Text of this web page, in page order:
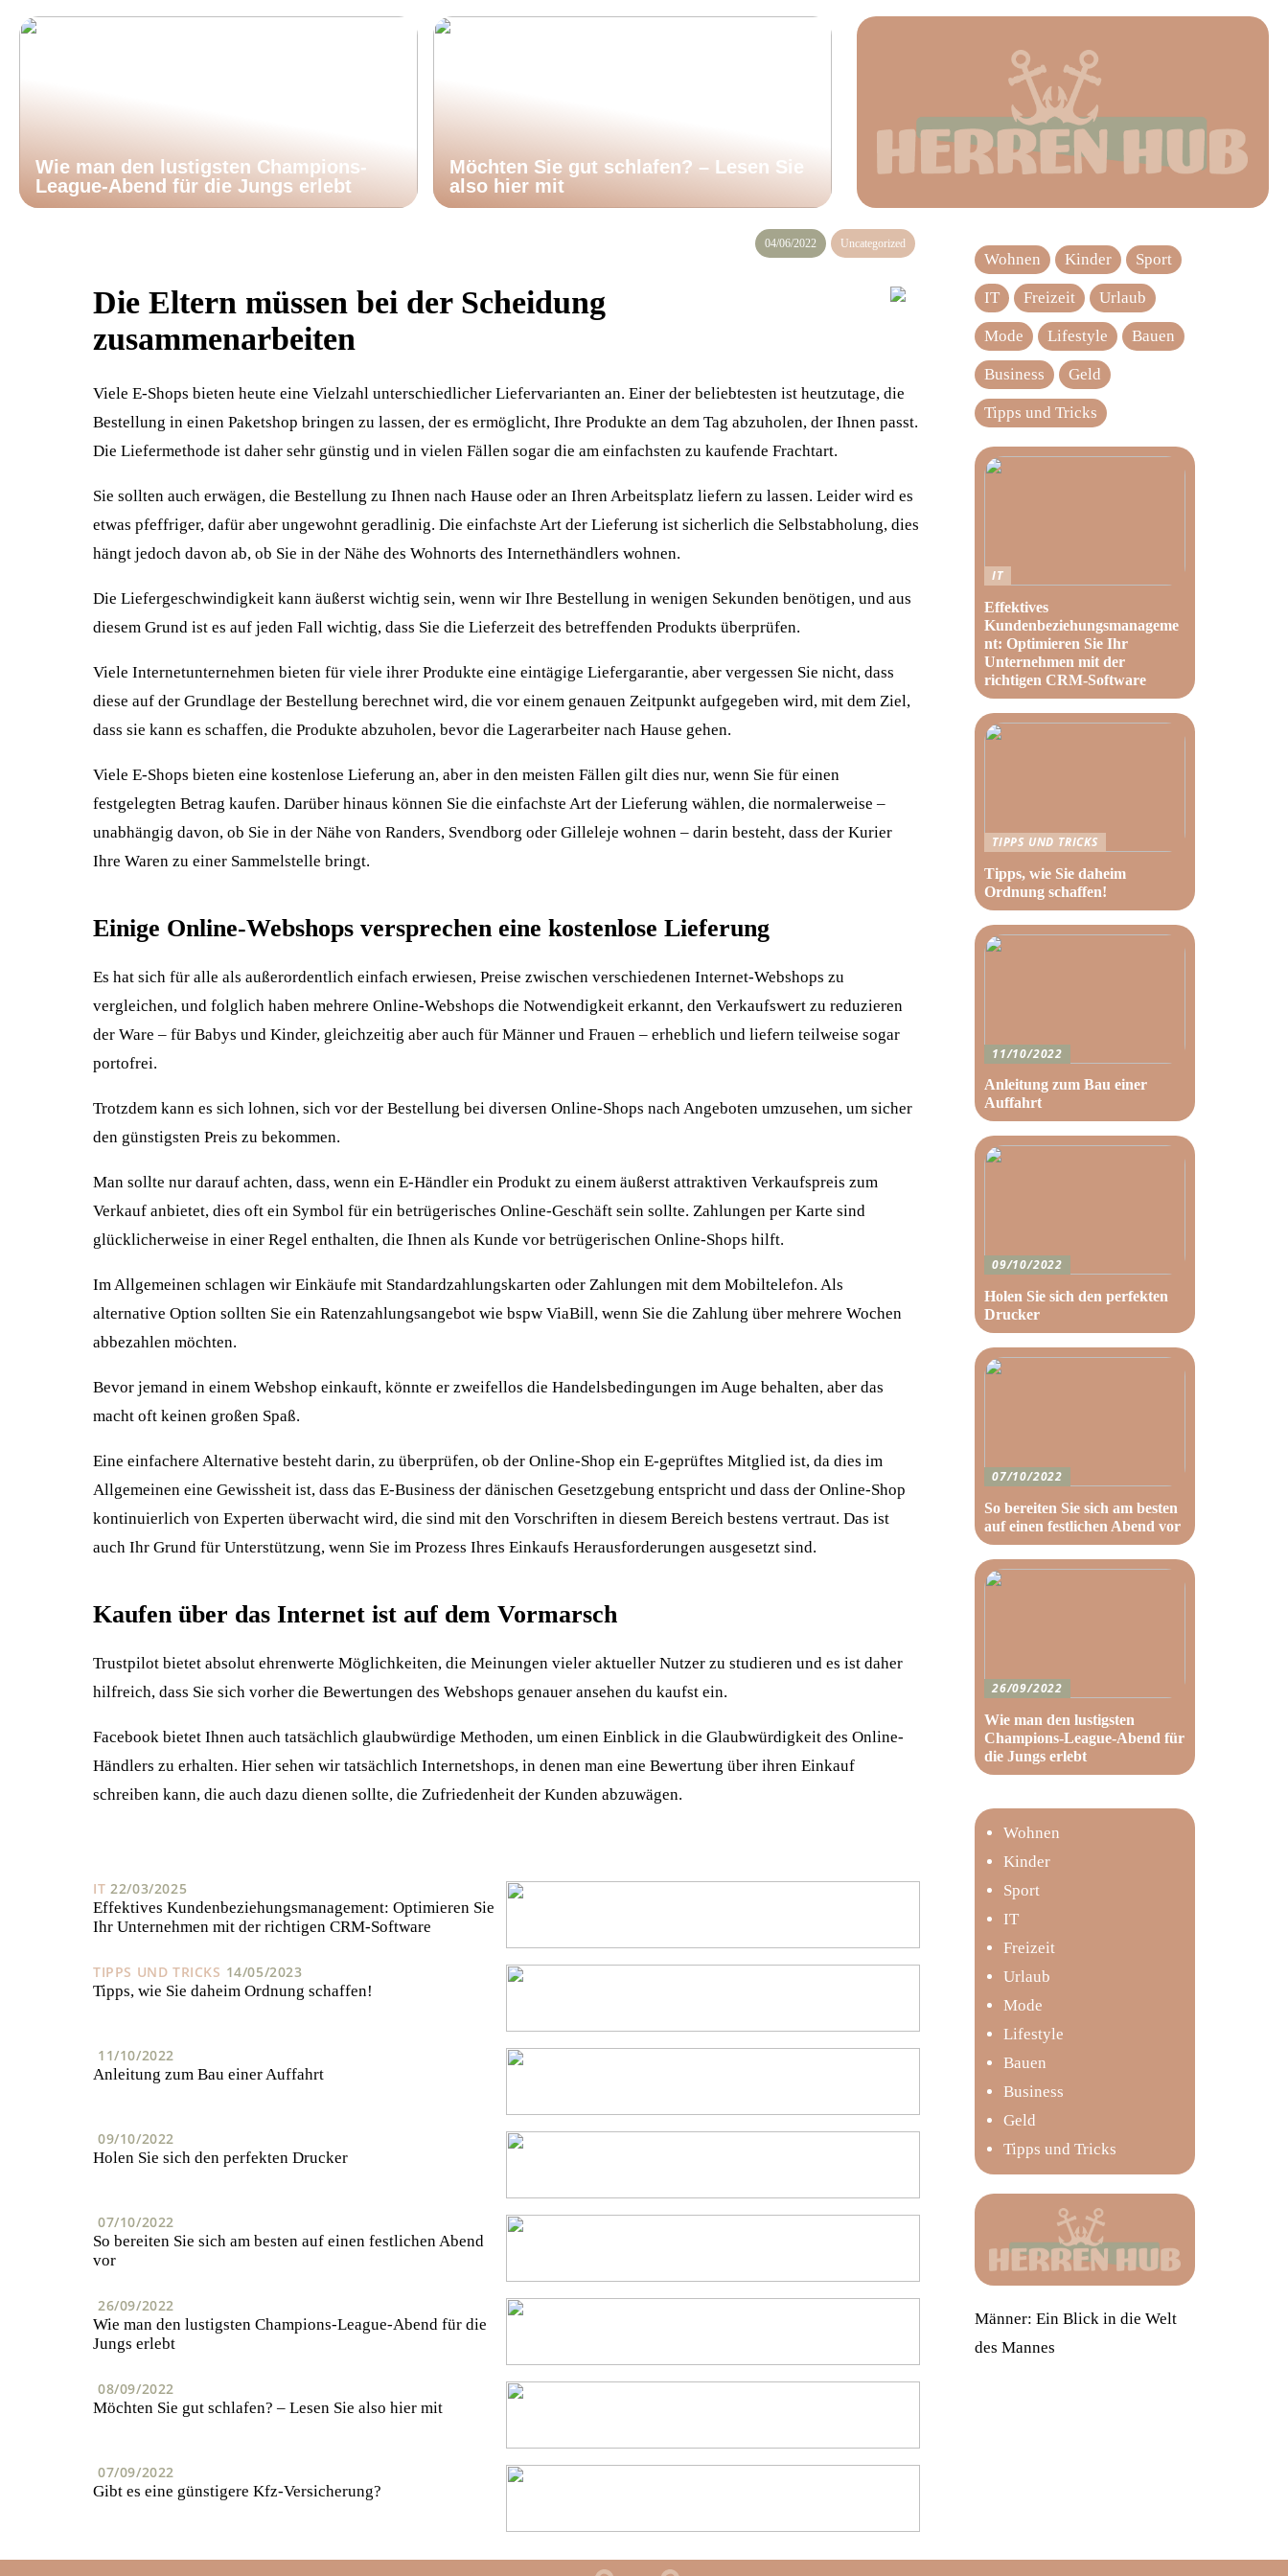
Wie man den lustigsten Champions-
League-Abend für die Jungs erlebt
Möchten Sie gut schlafen? – Lesen Sie
also hier mit
04/06/2022 Uncategorized
Die Eltern müssen bei der Scheidung
zusammenarbeiten
Viele E-Shops bieten heute eine Vielzahl unterschiedlicher Liefervarianten an. Einer der beliebtesten ist heutzutage, die
Bestellung in einen Paketshop bringen zu lassen, der es ermöglicht, Ihre Produkte an dem Tag abzuholen, der Ihnen passt.
Die Liefermethode ist daher sehr günstig und in vielen Fällen sogar die am einfachsten zu kaufende Frachtart.
Sie sollten auch erwägen, die Bestellung zu Ihnen nach Hause oder an Ihren Arbeitsplatz liefern zu lassen. Leider wird es
etwas pfeffriger, dafür aber ungewohnt geradlinig. Die einfachste Art der Lieferung ist sicherlich die Selbstabholung, dies
hängt jedoch davon ab, ob Sie in der Nähe des Wohnorts des Internethändlers wohnen.
Die Liefergeschwindigkeit kann äußerst wichtig sein, wenn wir Ihre Bestellung in wenigen Sekunden benötigen, und aus
diesem Grund ist es auf jeden Fall wichtig, dass Sie die Lieferzeit des betreffenden Produkts überprüfen.
Viele Internetunternehmen bieten für viele ihrer Produkte eine eintägige Liefergarantie, aber vergessen Sie nicht, dass
diese auf der Grundlage der Bestellung berechnet wird, die vor einem genauen Zeitpunkt aufgegeben wird, mit dem Ziel,
dass sie kann es schaffen, die Produkte abzuholen, bevor die Lagerarbeiter nach Hause gehen.
Viele E-Shops bieten eine kostenlose Lieferung an, aber in den meisten Fällen gilt dies nur, wenn Sie für einen
festgelegten Betrag kaufen. Darüber hinaus können Sie die einfachste Art der Lieferung wählen, die normalerweise –
unabhängig davon, ob Sie in der Nähe von Randers, Svendborg oder Gilleleje wohnen – darin besteht, dass der Kurier
Ihre Waren zu einer Sammelstelle bringt.
Einige Online-Webshops versprechen eine kostenlose Lieferung
Es hat sich für alle als außerordentlich einfach erwiesen, Preise zwischen verschiedenen Internet-Webshops zu
vergleichen, und folglich haben mehrere Online-Webshops die Notwendigkeit erkannt, den Verkaufswert zu reduzieren
der Ware – für Babys und Kinder, gleichzeitig aber auch für Männer und Frauen – erheblich und liefern teilweise sogar
portofrei.
Trotzdem kann es sich lohnen, sich vor der Bestellung bei diversen Online-Shops nach Angeboten umzusehen, um sicher
den günstigsten Preis zu bekommen.
Man sollte nur darauf achten, dass, wenn ein E-Händler ein Produkt zu einem äußerst attraktiven Verkaufspreis zum
Verkauf anbietet, dies oft ein Symbol für ein betrügerisches Online-Geschäft sein sollte. Zahlungen per Karte sind
glücklicherweise in einer Regel enthalten, die Ihnen als Kunde vor betrügerischen Online-Shops hilft.
Im Allgemeinen schlagen wir Einkäufe mit Standardzahlungskarten oder Zahlungen mit dem Mobiltelefon. Als
alternative Option sollten Sie ein Ratenzahlungsangebot wie bspw ViaBill, wenn Sie die Zahlung über mehrere Wochen
abbezahlen möchten.
Bevor jemand in einem Webshop einkauft, könnte er zweifellos die Handelsbedingungen im Auge behalten, aber das
macht oft keinen großen Spaß.
Eine einfachere Alternative besteht darin, zu überprüfen, ob der Online-Shop ein E-geprüftes Mitglied ist, da dies im
Allgemeinen eine Gewissheit ist, dass das E-Business der dänischen Gesetzgebung entspricht und dass der Online-Shop
kontinuierlich von Experten überwacht wird, die sind mit den Vorschriften in diesem Bereich bestens vertraut. Das ist
auch Ihr Grund für Unterstützung, wenn Sie im Prozess Ihres Einkaufs Herausforderungen ausgesetzt sind.
Kaufen über das Internet ist auf dem Vormarsch
Trustpilot bietet absolut ehrenwerte Möglichkeiten, die Meinungen vieler aktueller Nutzer zu studieren und es ist daher
hilfreich, dass Sie sich vorher die Bewertungen des Webshops genauer ansehen du kaufst ein.
Facebook bietet Ihnen auch tatsächlich glaubwürdige Methoden, um einen Einblick in die Glaubwürdigkeit des Online-
Händlers zu erhalten. Hier sehen wir tatsächlich Internetshops, in denen man eine Bewertung über ihren Einkauf
schreiben kann, die auch dazu dienen sollte, die Zufriedenheit der Kunden abzuwägen.
IT 22/03/2025
Effektives Kundenbeziehungsmanagement: Optimieren Sie
Ihr Unternehmen mit der richtigen CRM-Software
TIPPS UND TRICKS 14/05/2023
Tipps, wie Sie daheim Ordnung schaffen!
11/10/2022
Anleitung zum Bau einer Auffahrt
09/10/2022
Holen Sie sich den perfekten Drucker
07/10/2022
So bereiten Sie sich am besten auf einen festlichen Abend
vor
26/09/2022
Wie man den lustigsten Champions-League-Abend für die
Jungs erlebt
08/09/2022
Möchten Sie gut schlafen? – Lesen Sie also hier mit
07/09/2022
Gibt es eine günstigere Kfz-Versicherung?
Wohnen Kinder Sport
IT Freizeit Urlaub
Mode Lifestyle Bauen
Business Geld
Tipps und Tricks
IT
Effektives
Kundenbeziehungsmanageme
nt: Optimieren Sie Ihr
Unternehmen mit der
richtigen CRM-Software
TIPPS UND TRICKS
Tipps, wie Sie daheim
Ordnung schaffen!
11/10/2022
Anleitung zum Bau einer
Auffahrt
09/10/2022
Holen Sie sich den perfekten
Drucker
07/10/2022
So bereiten Sie sich am besten
auf einen festlichen Abend vor
26/09/2022
Wie man den lustigsten
Champions-League-Abend für
die Jungs erlebt
Wohnen
Kinder
Sport
IT
Freizeit
Urlaub
Mode
Lifestyle
Bauen
Business
Geld
Tipps und Tricks
Männer: Ein Blick in die Welt
des Mannes